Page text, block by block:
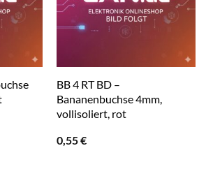
BB 4 RT BD –
Bananenbuchse 4mm,
vollisoliert, rot
0,55€